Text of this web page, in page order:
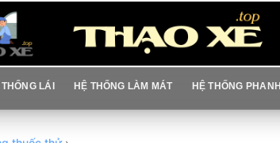
THỐNG LÁI HỆ THỐNG LÀM MÁT HỆ THỐNG PHANH